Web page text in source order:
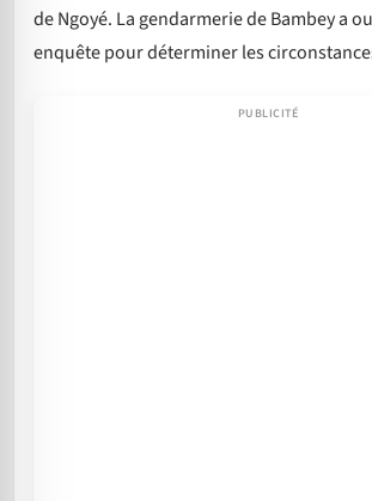
de Ngoyé. La gendarmerie de Bambey a
enquête pour déterminer les